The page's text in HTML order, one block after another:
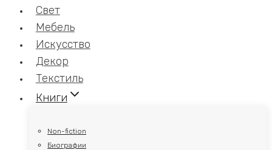
Свет
Мебель
Искусство
Декор
Текстиль
Книги
Non-fiction
Биографии